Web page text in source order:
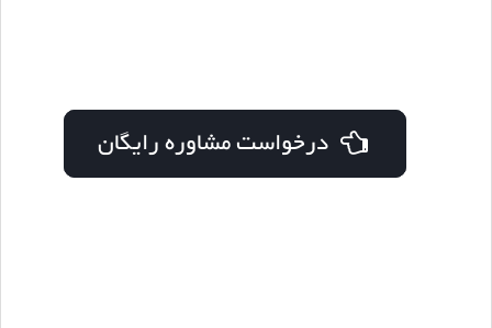
درخواست مشاوره رایگان